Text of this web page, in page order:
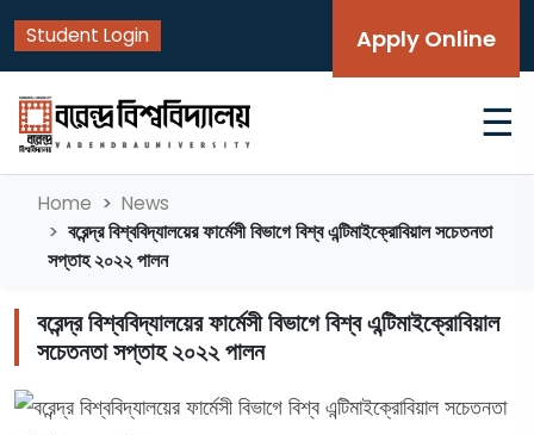
Student Login Apply Online
☰
Home News
বরেন্দ্র বিশ্ববিদ্যালয়ের ফার্মেসী বিভাগে বিশ্ব এন্টিমাইক্রোবিয়াল সচেতনতা
সপ্তাহ ২০২২ পালন
বরেন্দ্র বিশ্ববিদ্যালয়ের ফার্মেসী বিভাগে বিশ্ব এন্টিমাইক্রোবিয়াল
সচেতনতা সপ্তাহ ২০২২ পালন